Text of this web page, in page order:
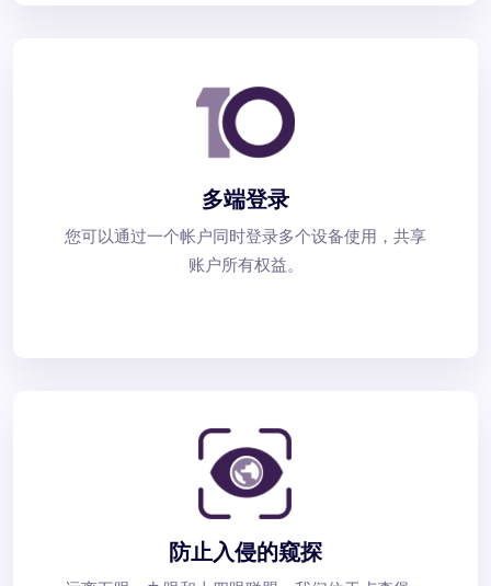
多端登录
您可以通过一个帐户同时登录多个设备使用，共享
账户所有权益。
防止入侵的窥探